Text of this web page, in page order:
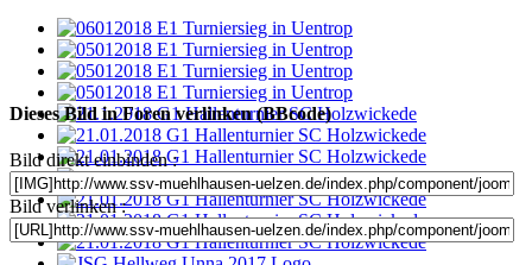
Dieses Bild in Foren verlinken (BBcode)
Bild direkt einbinden :
Bild verlinken :